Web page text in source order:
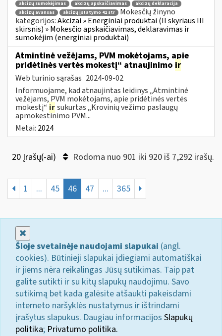
akcizų sumokėjimas
akcizų apskaičiavimas
akcizų deklaracija
akcizų avansas
akcizų įstatymo 41 str
Mokesčių žinyno
kategorijos:Akcizai » Energiniai produktai (II skyriaus III
skirsnis) » Mokesčio apskaičiavimas, deklaravimas ir
sumokėjim (energiniai produktai)
Atmintinė vežėjams, PVM mokėtojams, apie
pridėtinės vertės mokestį“ atnaujinimo ir
Web turinio sąrašas 2024-09-02
Informuojame, kad atnaujintas leidinys „Atmintinė
vežėjams, PVM mokėtojams, apie pridėtinės vertės
mokestį“ irsukurtas „Krovinių vežimo paslaugų
apmokestinimo PVM...
Metai: 2024
20 Įrašų(-ai) Rodoma nuo 901 iki 920 iš 7,292 irašų.
1 ... 45 46 47 ... 365
Šioje svetainėje naudojami slapukai (angl.
cookies). Būtinieji slapukai įdiegiami automatiškai
ir jiems nėra reikalingas Jūsų sutikimas. Taip pat
galite sutikti ir su kitų slapukų naudojimu. Savo
sutikimą bet kada galėsite atšaukti pakeisdami
interneto naršyklės nustatymus ir ištrindami
įrašytus slapukus. Daugiau informacijos Slapukų
politika; Privatumo politika.